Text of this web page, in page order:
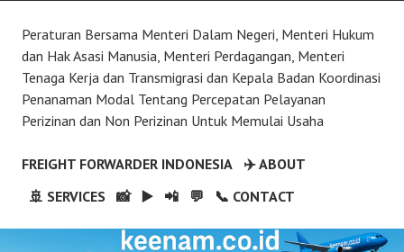
Peraturan Bersama Menteri Dalam Negeri, Menteri Hukum
dan Hak Asasi Manusia, Menteri Perdagangan, Menteri
Tenaga Kerja dan Transmigrasi dan Kepala Badan Koordinasi
Penanaman Modal Tentang Percepatan Pelayanan
Perizinan dan Non Perizinan Untuk Memulai Usaha
FREIGHT FORWARDER INDONESIA
✈️ ABOUT
🚢 SERVICES
📸 ▶️ 📲 💬 📞 CONTACT